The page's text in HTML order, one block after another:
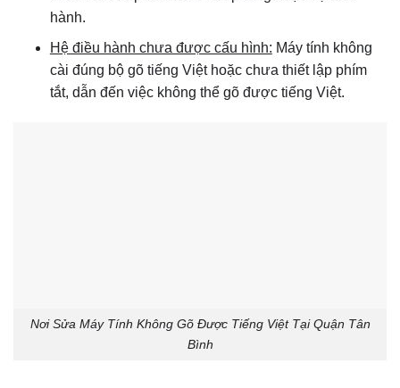
hành.
Hệ điều hành chưa được cấu hình: Máy tính không
cài đúng bộ gõ tiếng Việt hoặc chưa thiết lập phím
tắt, dẫn đến việc không thể gõ được tiếng Việt.
Nơi Sửa Máy Tính Không Gõ Được Tiếng Việt Tại Quận Tân
Bình